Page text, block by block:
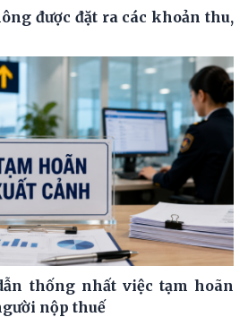
được đặt ra các khoản thu,
thống nhất việc tạm hoãn
nộp thuế